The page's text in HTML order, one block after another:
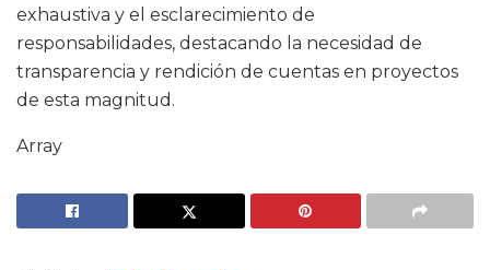
exhaustiva y el esclarecimiento de
responsabilidades, destacando la necesidad de
transparencia y rendición de cuentas en proyectos
de esta magnitud.
Array